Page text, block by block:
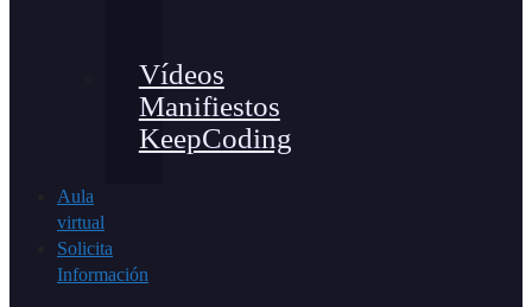
Vídeos
Manifiestos
KeepCoding
Aula
virtual
Solicita
Información